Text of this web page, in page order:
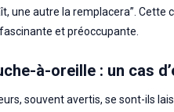
une autre la remplacera”. Cette
et préoccupante.
à-oreille : un cas
souvent avertis, se sont-ils